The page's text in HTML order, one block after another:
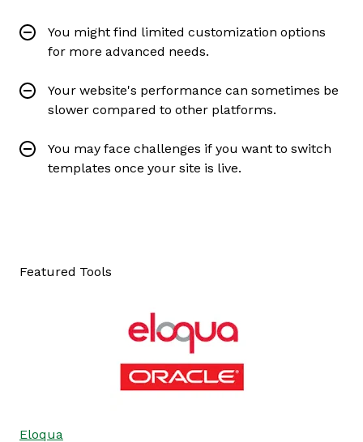
You might find limited customization options
for more advanced needs.
Your website's performance can sometimes be
slower compared to other platforms.
You may face challenges if you want to switch
templates once your site is live.
Featured Tools
Eloqua